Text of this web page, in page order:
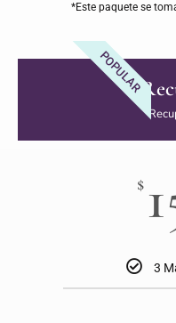
*Este paquete se
POPULAR
$
3